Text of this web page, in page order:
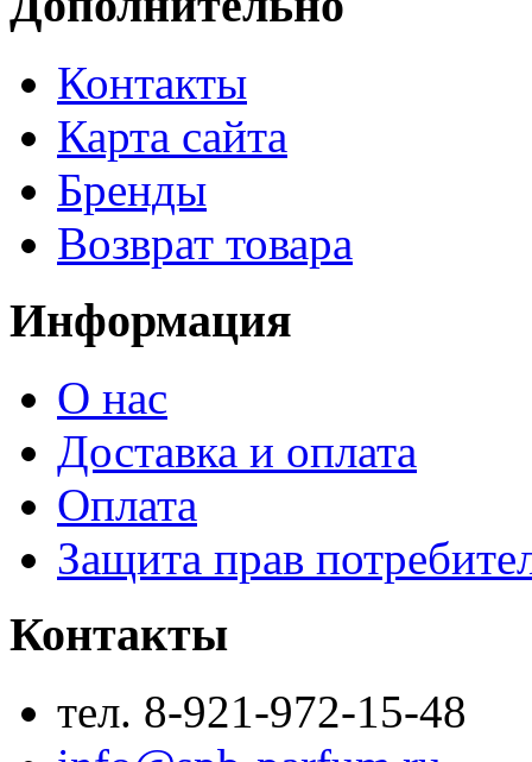
Контакты
Карта сайта
Бренды
Возврат товара
Информация
О нас
Доставка и оплата
Оплата
Защита прав
Контакты
тел. 8-921-972-15-48